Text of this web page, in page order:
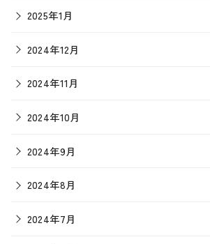
2025年1月
2024年12月
2024年11月
2024年10月
2024年9月
2024年8月
2024年7月